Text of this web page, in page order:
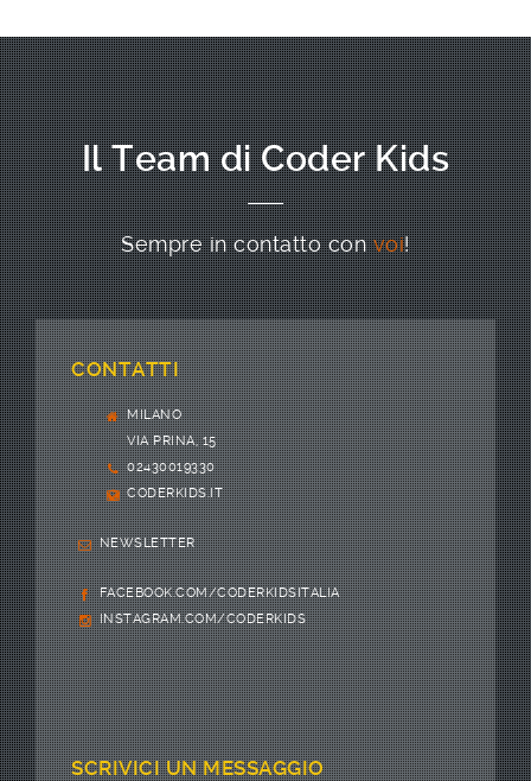
Il Team di Coder Kids
Sempre in contatto convoi!
CONTATTI
MILANO
VIA PRINA, 15
02430019330
CODERKIDS.IT
NEWSLETTER
FACEBOOK.COM/CODERKIDSITALIA
INSTAGRAM.COM/CODERKIDS
SCRIVICI UN MESSAGGIO